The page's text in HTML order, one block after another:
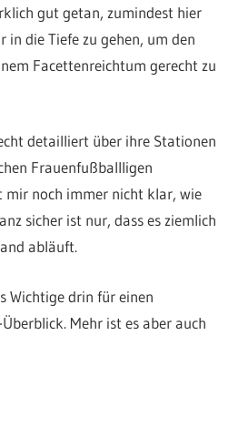
gut getan, zumindest hier
in die Tiefe zu gehen, um den
Facettenreichtum gerecht zu
detailliert über ihre Stationen
Frauenfußballligen
mir noch immer nicht klar, wie
sicher ist nur, dass es ziemlich
abläuft.
Wichtige drin für einen
Mehr ist es aber auch